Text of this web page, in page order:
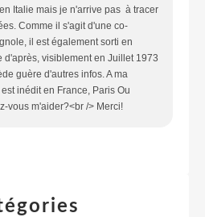
Italie mais je n'arrive pas à tracer
Comme il s'agit d'une co-
il est également sorti en
d'après, visiblement en Juillet 1973
guère d'autres infos. A ma
inédit en France, Paris Ou
vous m'aider?<br /> Merci!